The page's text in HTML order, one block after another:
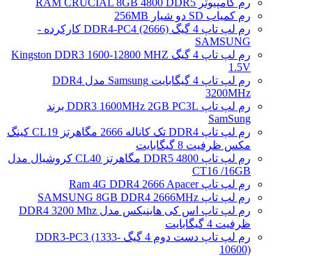
رم کامپیوتر RAM CRUCIAL 8GB 4800 DDR5
رم کمیاب SD دو شیار 256MB
رم لپ تاپ 4 گیگ DDR4-PC4 (2666) کارکرده -
SAMSUNG
رم لپ تاپ 4 گیگ Kingston DDR3 1600-12800 MHZ
1.5V
رم لپ تاپ 4 گیگابایت Samsung مدل DDR4
3200MHz
رم لپ تاپ DDR3 1600MHz 2GB PC3L برند
SamSung
رم لپ تاپ DDR4 تک کاناله 2666 مگاهرتز CL19 کینگ
مکس ظرفیت 8 گیگابایت
رم لپ تاپ DDR5 4800 مگاهرتز CL40 کروشیال مدل
CT16 /16GB
رم لپ تاپ Ram 4G DDR4 2666 Apacer
رم لپ تاپ SAMSUNG 8GB DDR4 2666MHz
رم لپ تاپ اس کی هاینیکس مدل DDR4 3200 Mhz
ظرفیت 4 گیگابایت
رم لپ تاپ دست دوم 4 گیگ DDR3-PC3 (1333-
10600)